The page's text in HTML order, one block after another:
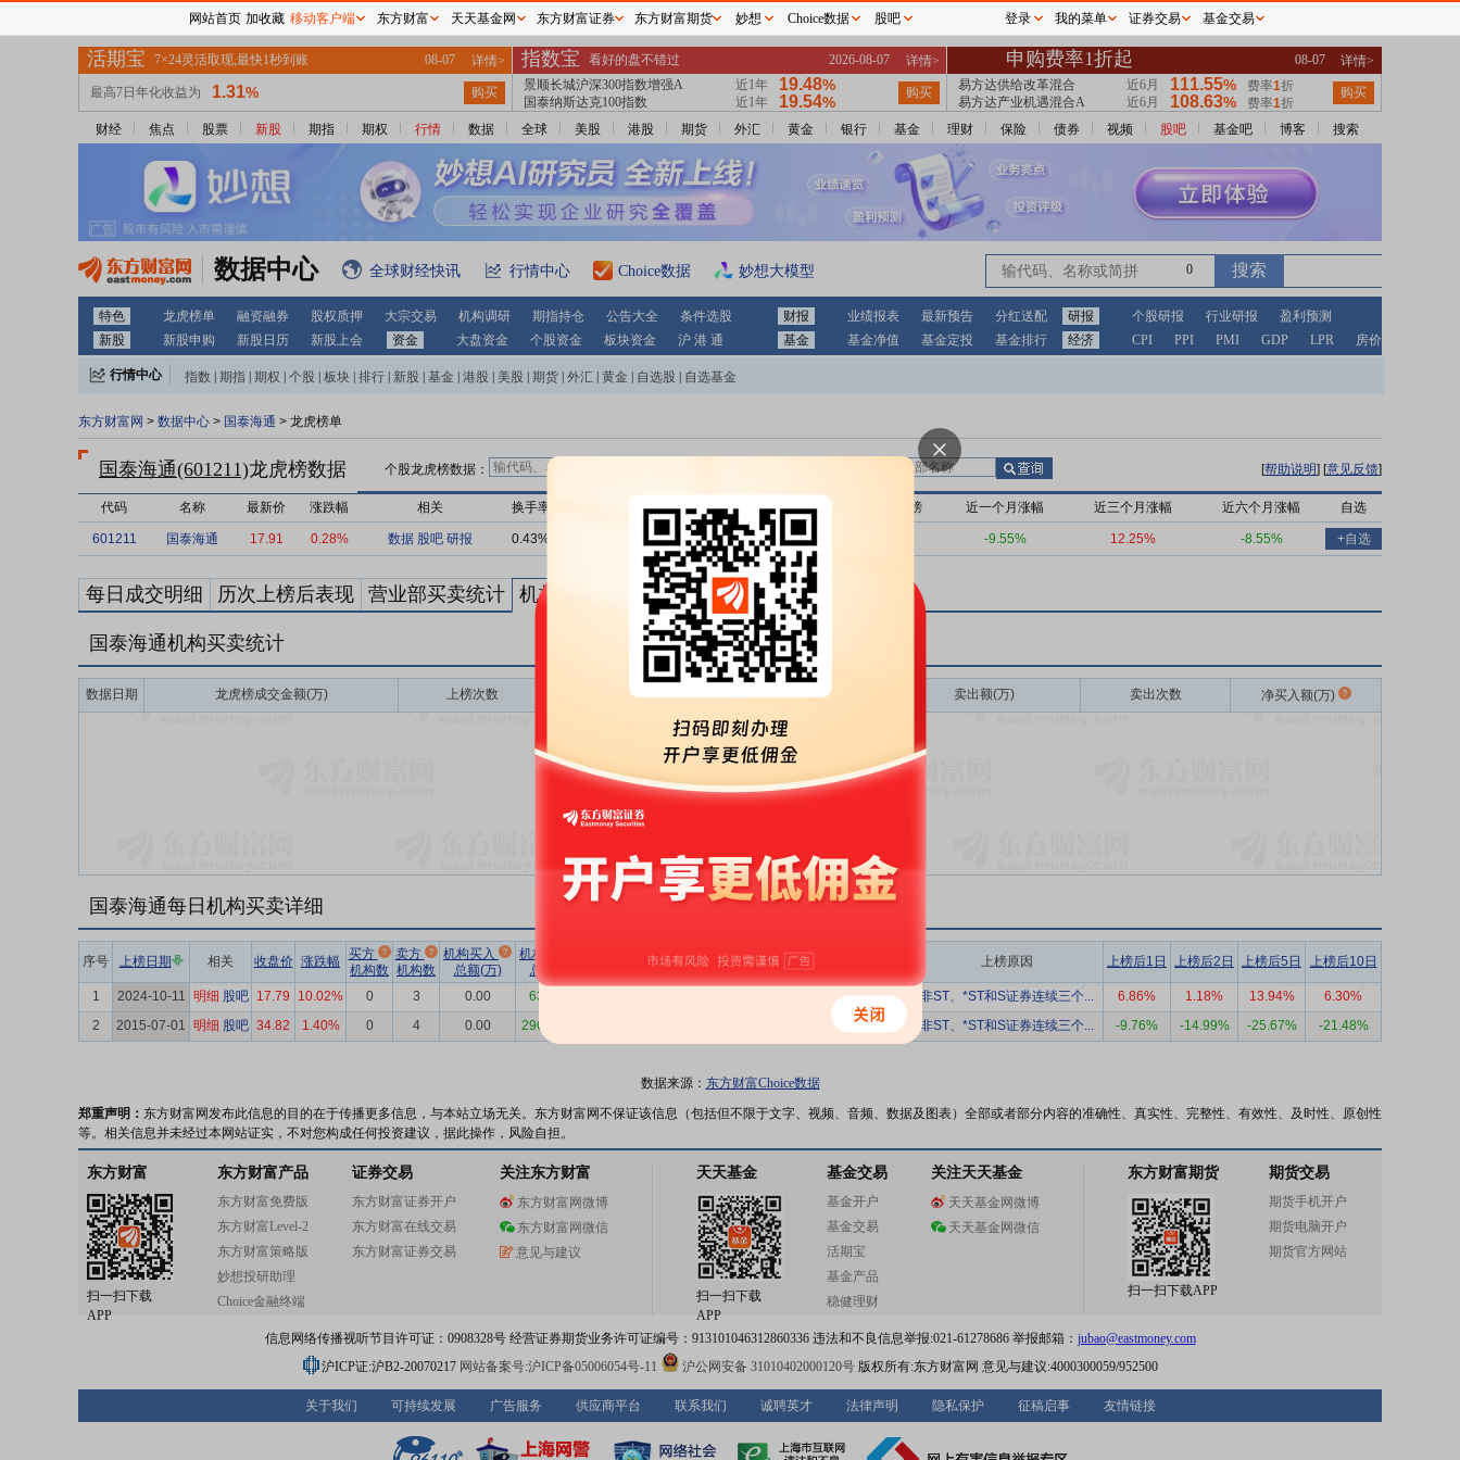
财经 焦点 股票 新股 期指 期权 行情 数据 全球 美股 港股 期货 外汇 黄金 银行 基金 理财 保险 债券 视频 股吧 基金吧 博客 搜索
数据中心 全球财经快讯 行情中心 Choice数据 妙想大模型 0
特色 龙虎榜单 融资融券 股权质押 大宗交易 机构调研 期指持仓 公告大全 条件选股 财报 业绩报表 最新预告 分红送配 研报 个股研报 行业研报
盈利预测
新股
新股申购 新股日历 新股上会 资金 大盘资金 个股资金 板块资金 沪 港 通 基金 基金净值 基金定投 基金排行 经济 CPI PPI PMI GDP LPR 房价
行情中心 指数 期指 期权 个股 板块 排行 新股 基金 港股 美股 期货 外汇 黄金 自选股 自选基金
东方财富网 > 数据中心 > 国泰海通 > 龙虎榜单
国泰海通(601211)龙虎榜数据 个股龙虎榜数据： [帮助说明] [意见反馈]
代码 名称 最新价 涨跌幅 相关 换手率 近1月上榜 近3月上榜 近6月上榜 近一个月涨幅 近三个月涨幅 近六个月涨幅 自选
601211 国泰海通 17.91 0.28% 数据 股吧 研报 0.43% 0次 0次 -9.55% 12.25% -8.55% +自选
每日成交明细 历次上榜后表现 营业部买卖统计 机构买卖统计 最新公告
国泰海通机构买卖统计
数据日期 龙虎榜成交金额(万) 上榜次数 买入额(万) 买入次数 卖出额(万) 卖出次数 净买入额(万)
暂无数据
国泰海通每日机构买卖详细
序号 上榜日期 相关 收盘价 涨跌幅
买方
机构数
卖方
机构数
机构买入
总额(万)
机构卖出
总额(万)
机构买入
净额(万)
市场总
成交额(万)
净买额占
总成交比
上榜原因 上榜后1日 上榜后2日 上榜后5日 上榜后10日
1 2024-10-11 明细 股吧 17.79 10.02% 0 3 0.00 6393.48 0.07% 1331 非ST、*ST和S证券连续三个... 6.86% 1.18% 13.94%
6.30%
2
2015-07-01 明细 股吧 34.82 1.40% 0 4 0.00 296449.64 34.71% 531 非ST、*ST和S证券连续三个... -9.76% -14.99% -25.67% -21.48%
数据来源： 东方财富Choice数据
郑重声明： 东方财富网发布此信息的目的在于传播更多信息，与本站立场无关。东方财富网不保证该信息（包括但不限于文字、视频、音频、数据及图表）全部或者部分内容的准确性、真实性、完整性、有效性、及时性、原创性
等。相关信息并未经过本网站证实，不对您构成任何投资建议，据此操作，风险自担。
网站首页 加收藏 移动客户端 东方财富 天天基金网 东方财富证券 东方财富期货 妙想 Choice数据 股吧 登录 我的菜单 证券交易 基金交易